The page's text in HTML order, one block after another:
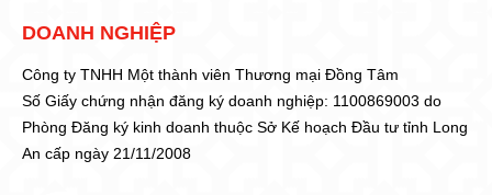
DOANH NGHIỆP
Công ty TNHH Một thành viên Thương mại Đồng Tâm
Số Giấy chứng nhận đăng ký doanh nghiệp: 1100869003 do
Phòng Đăng ký kinh doanh thuộc Sở Kế hoạch Đầu tư tỉnh Long
An cấp ngày 21/11/2008